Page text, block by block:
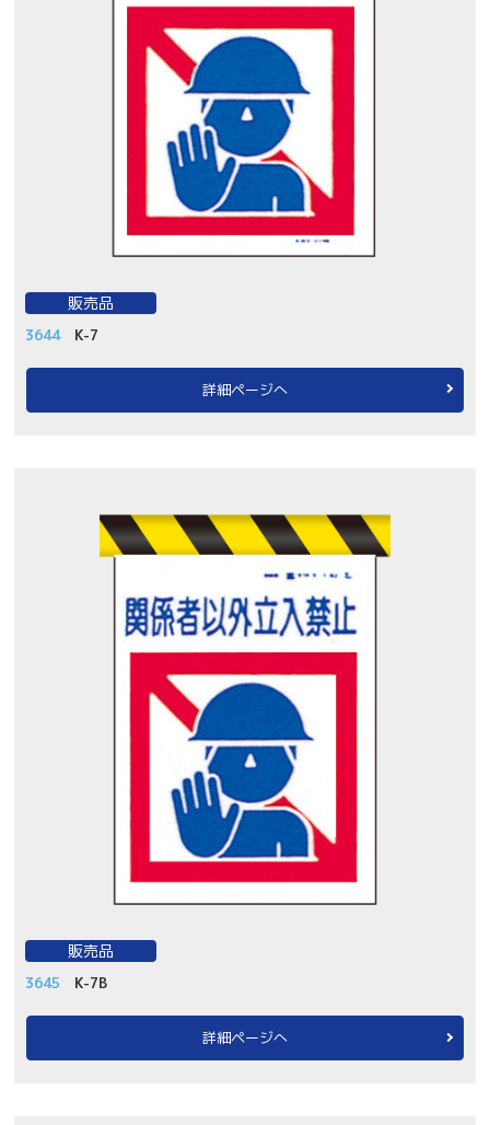
販売品
3644 K-7
詳細ページへ
販売品
3645 K-7B
詳細ページへ